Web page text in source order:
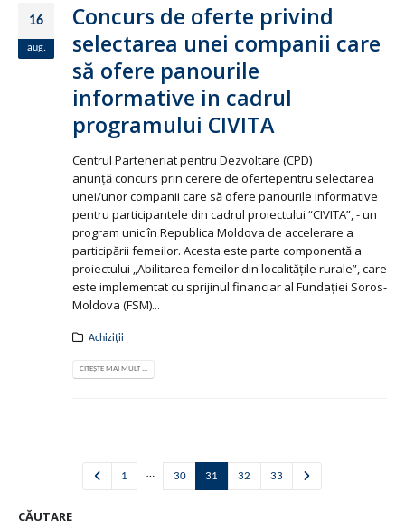
16
aug.
Concurs de oferte privind
selectarea unei companii care
să ofere panourile
informative in cadrul
programului CIVITA
Centrul Parteneriat pentru Dezvoltare (CPD)
anunţă concurs prin cerere de ofertepentru selectarea
unei/unor companii care să ofere panourile informative
pentru participantele din cadrul proiectului “CIVITA”, - un
program unic în Republica Moldova de accelerare a
participării femeilor. Acesta este parte componentă a
proiectului „Abilitarea femeilor din localitățile rurale”, care
este implementat cu sprijinul financiar al Fundaţiei Soros-
Moldova (FSM)...
Achiziții
CITEȘTE MAI MULT ...
1 … 30 31 32 33
CĂUTARE